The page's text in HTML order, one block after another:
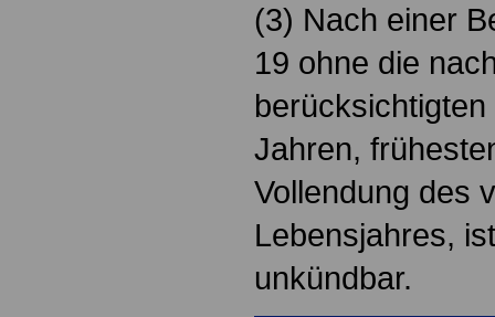
(3) Nach einer
19 ohne die
Jahren,
Vollendung des
Lebensjahres,
unkündbar.